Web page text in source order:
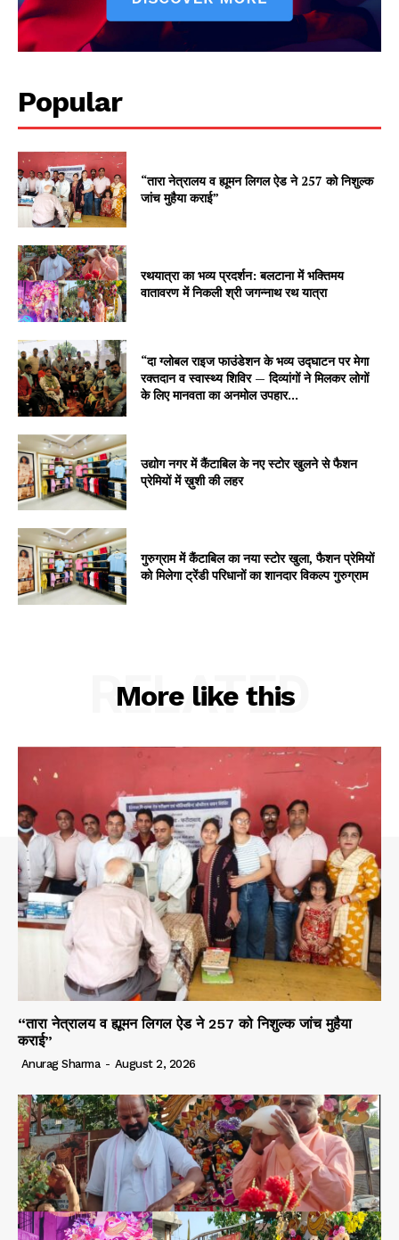
Popular
“तारा नेत्रालय व ह्यूमन लिगल ऐड ने 257 को निशुल्क
जांच मुहैया कराई”
रथयात्रा का भव्य प्रदर्शन: बलटाना में भक्तिमय
वातावरण में निकली श्री जगन्नाथ रथ यात्रा
“दा ग्लोबल राइज फाउंडेशन के भव्य उद्घाटन पर मेगा
रक्तदान व स्वास्थ्य शिविर — दिव्यांगों ने मिलकर लोगों
के लिए मानवता का अनमोल उपहार...
उद्योग नगर में कैंटाबिल के नए स्टोर खुलने से फैशन
प्रेमियों में ख़ुशी की लहर
गुरुग्राम में कैंटाबिल का नया स्टोर खुला, फैशन प्रेमियों
को मिलेगा ट्रेंडी परिधानों का शानदार विकल्प गुरुग्राम
More like this
RELATED
“तारा नेत्रालय व ह्यूमन लिगल ऐड ने 257 को निशुल्क जांच मुहैया
कराई”
Anurag Sharma - August 2, 2026